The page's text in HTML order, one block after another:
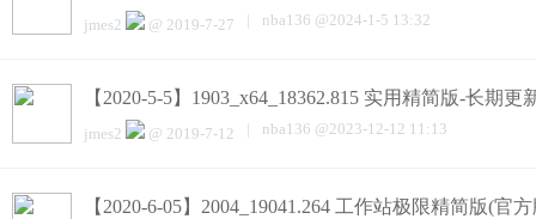
jmes2 @ 2019-7-27 | nba136 @2024-1-5 13:32
【2020-5-5】1903_x64_18362.815 实用精简版-长期更
jmes2 @ 2019-7-12 | nba136 @2023-12-12 11:13
【2020-6-05】2004_19041.264 工作站极限精简版(官